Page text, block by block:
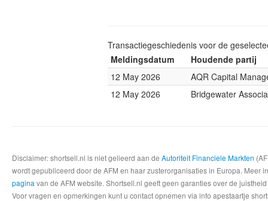
Transactiegeschiedenis voor de
Meldingsdatum
Houdende partij
12 May 2026
AQR Capital
12 May 2026
Bridgewater
Disclaimer: shortsell.nl is niet gelieerd aan de Autoriteit Financiele Markten
wordt gepubliceerd door de AFM en haar zusterorganisaties in Europa.
pagina van de AFM website. Shortsell.nl geeft geen garanties over de
Voor vragen en opmerkingen kunt u contact opnemen via info apestaartje